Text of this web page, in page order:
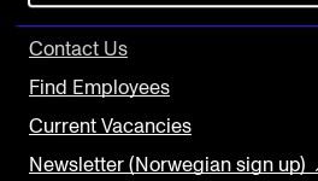
Study Programmes and Courses
Contact Us
Find Employees
Current Vacancies
Newsletter (Norwegian sign up)